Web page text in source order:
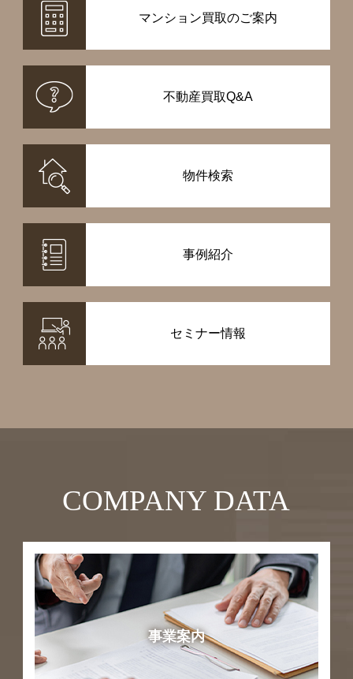
マンション買取のご案内
不動産買取Q&A
物件検索
事例紹介
セミナー情報
COMPANY DATA
事業案内